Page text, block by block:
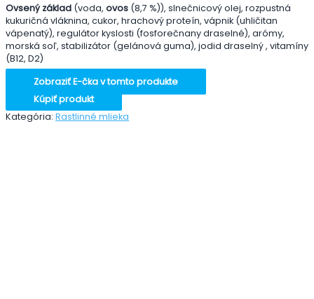
Ovsený základ (voda, ovos (8,7 %)), slnečnicový olej, rozpustná
kukuričná vláknina, cukor, hrachový proteín, vápnik (uhličitan
vápenatý), regulátor kyslosti (fosforečnany draselné), arómy,
morská soľ, stabilizátor (gelánová guma), jodid draselný , vitamíny
(B12, D2)
Zobraziť E-čka v tomto produkte
Kúpiť produkt
Kategória: Rastlinné mlieka